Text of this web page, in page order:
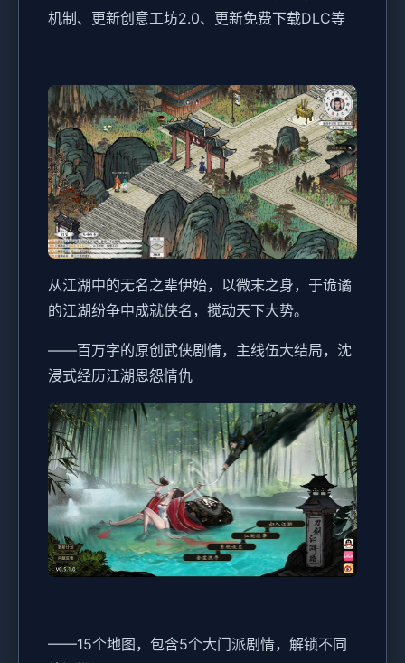
机制、更新创意工坊2.0、更新免费下载DLC等
从江湖中的无名之辈伊始，以微末之身，于诡谲
的江湖纷争中成就侠名，搅动天下大势。
——百万字的原创武侠剧情，主线伍大结局，沈
浸式经历江湖恩怨情仇
——15个地图，包含5个大门派剧情，解锁不同